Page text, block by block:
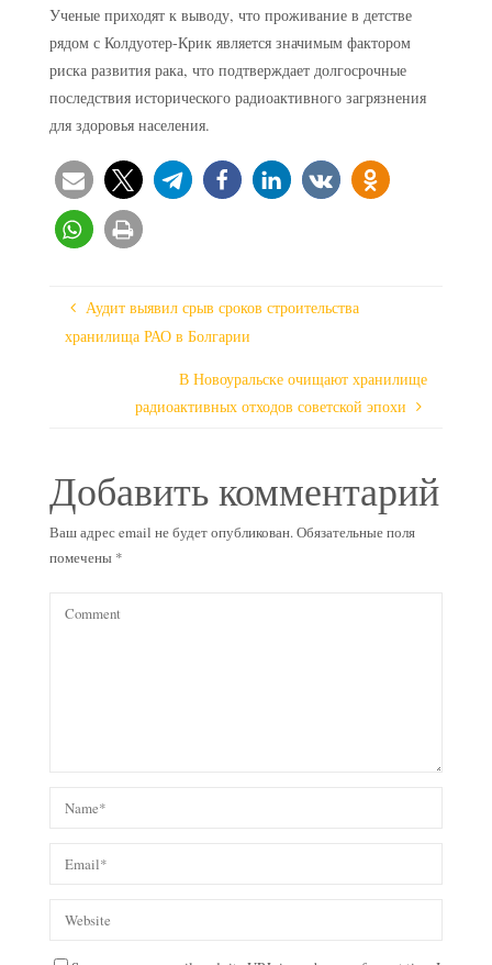
Ученые приходят к выводу, что проживание в детстве
рядом с Колдуотер-Крик является значимым фактором
риска развития рака, что подтверждает долгосрочные
последствия исторического радиоактивного загрязнения
для здоровья населения.
Аудит выявил срыв сроков строительства
хранилища РАО в Болгарии
В Новоуральске очищают хранилище
радиоактивных отходов советской эпохи
Добавить комментарий
Ваш адрес email не будет опубликован.Обязательные поля
помечены *